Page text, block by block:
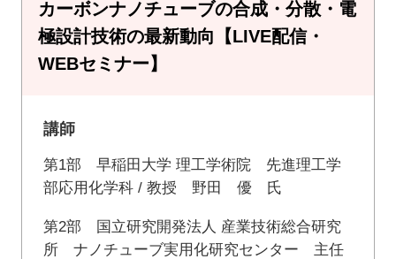
カーボンナノチューブの合成・分散・電
極設計技術の最新動向【LIVE配信・
WEBセミナー】
講師
第1部 早稲田大学 理工学術院 先進理工学
部応用化学科 / 教授 野田 優 氏
第2部 国立研究開発法人 産業技術総合研究
所 ナノチューブ実用化研究センター 主任